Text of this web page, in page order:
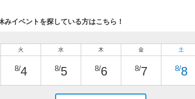
みイベントを探している方はこちら！
火
8/4
水
8/5
木
8/6
金
8/7
土
8/8